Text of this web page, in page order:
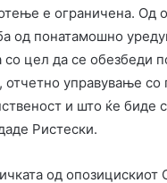
е ограничена. Од
од понатамошно
со цел да се обезбеди
управување со
и што ќе биде
Ристески.
од